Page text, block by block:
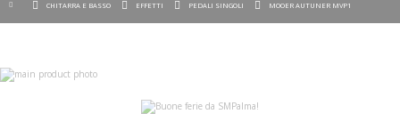
CHITARRA E BASSO EFFETTI PEDALI SINGOLI MOOER AUTUNER MVP1
Vai
alla